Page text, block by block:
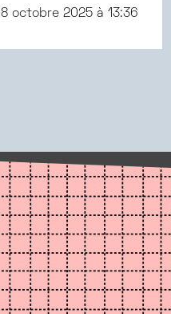
8 octobre 2025 à 13:36